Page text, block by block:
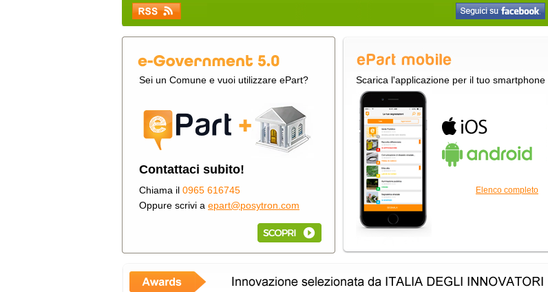
Sei un Comune e vuoi utilizzare ePart?
Contattaci subito!
Chiama il 0965 616745
Oppure scrivi a epart@posytron.com
Scarica l'applicazione per il tuo smartphone
Elenco completo